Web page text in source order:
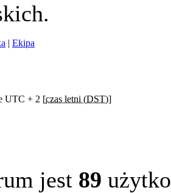
| Ekipa
UTC + 2 [czas letni (DST)]
jest 89